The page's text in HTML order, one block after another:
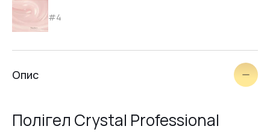
#4
Опис
Полігел Crystal Professional